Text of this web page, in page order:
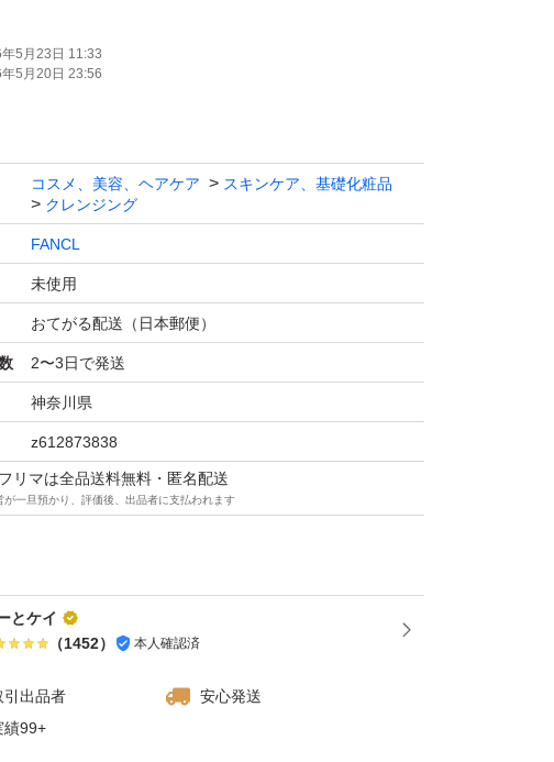
5月23日 11:33
5月20日 23:56
コスメ、美容、ヘアケア
スキンケア、基礎化粧品
クレンジング
FANCL
未使用
おてがる配送（日本郵便）
2〜3日で発送
神奈川県
z612873838
リマは全品送料無料・匿名配送
が一旦預かり、評価後、出品者に支払われます
とケイ
（1452） 本人確認済
引出品者
安心発送
績99+